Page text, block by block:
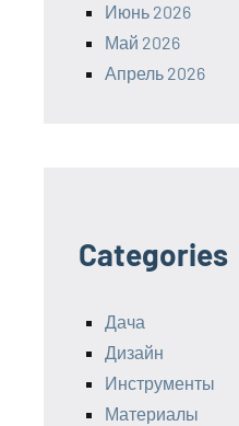
Июнь 2026
Май 2026
Апрель 2026
Categories
Дача
Дизайн
Инструменты
Материалы